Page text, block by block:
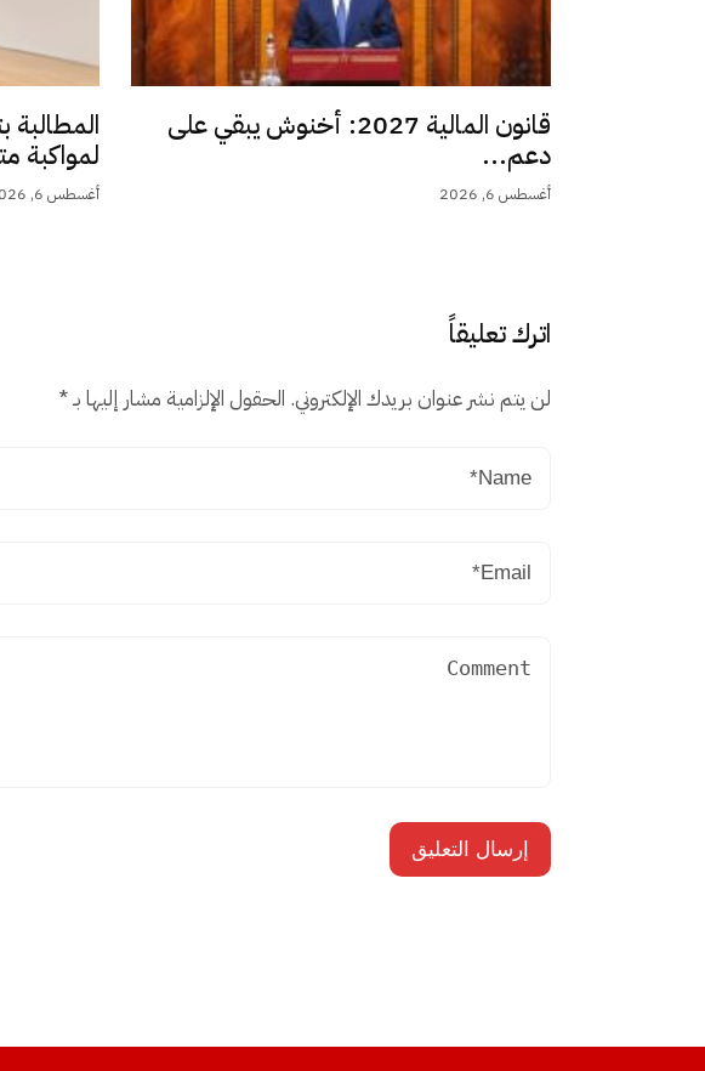
قانون المالية 2027: أخنوش يبقي على
دعم...
أغسطس 6, 2026
لمواكبة
أغسطس 6, 2026
اترك تعليقاً
لن يتم نشر عنوان بريدك الإلكتروني. الحقول الإلزامية مشار إليها بـ*